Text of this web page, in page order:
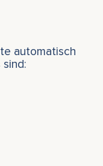
automatisch
sind: